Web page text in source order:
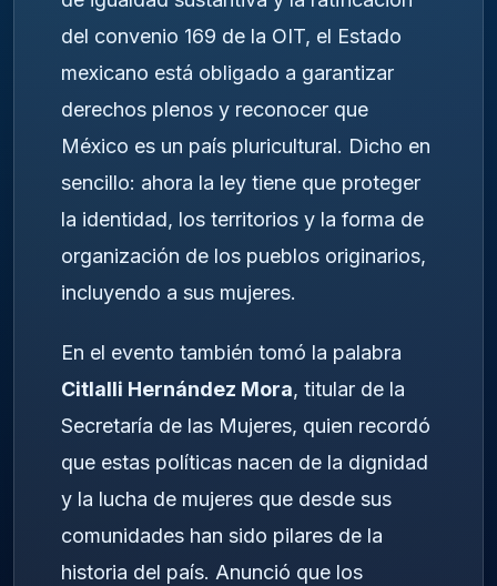
del convenio 169 de la OIT, el Estado
mexicano está obligado a garantizar
derechos plenos y reconocer que
México es un país pluricultural. Dicho en
sencillo: ahora la ley tiene que proteger
la identidad, los territorios y la forma de
organización de los pueblos originarios,
incluyendo a sus mujeres.
En el evento también tomó la palabra
Citlalli Hernández Mora, titular de la
Secretaría de las Mujeres, quien recordó
que estas políticas nacen de la dignidad
y la lucha de mujeres que desde sus
comunidades han sido pilares de la
historia del país. Anunció que los